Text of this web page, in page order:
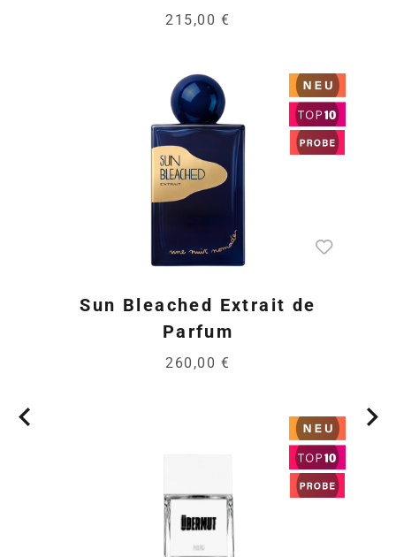
215,00 €
Sun Bleached Extrait de
Parfum
260,00 €